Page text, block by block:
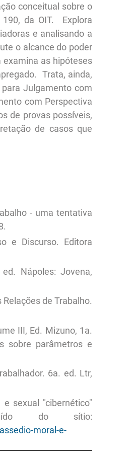
conceitual sobre o
da OIT. Explora
e analisando a
o alcance do poder
as hipóteses
Trata, ainda,
Julgamento com
com Perspectiva
de provas possíveis,
de casos que
- uma tentativa
e Discurso. Editora
Nápoles: Jovena,
de Trabalho.
III, Ed. Mizuno, 1a.
sobre parâmetros e
6a. ed. Ltr,
e sexual "cibernético"
do sítio:
moral-e-